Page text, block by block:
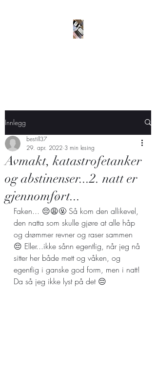
Innlegg
Avmakt, katastrofetanker
og abstinenser...2. natt er
gjennomført...
bestill37
29. apr. 2022 3 min lesing
Faken... 😔😩🤬 Så kom den allikevel,
den natta som skulle gjøre at alle håp
og drømmer revner og raser sammen
😔 Eller...ikke sånn egentlig, når jeg nå
sitter her både mett og våken, og
egentlig i ganske god form, men i natt!
Da så jeg ikke lyst på det 😔